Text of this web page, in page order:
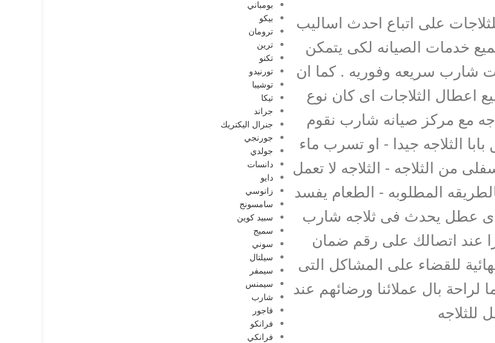
على اتباع احدث اساليب
خدمات الصيانه لكى يتمكن
شارب سريعه وفوريه . كما ان
اعطال الثلاجات اى كان نوع
مع مركز صيانه شارب نقوم
الثلاجه جيدا - او تسرب ماء
من الثلاجه - الثلاجه لا تعمل
المطلوبه - الطعام يفسد
اى عطل يحدث فى ثلاجه شارب
عند اتصالك على رقم ضمان
حلول نهائية للقضاء على المشاكل التى
بال عملائنا ورضائهم عند
للثلاجه
بومباني
بيكو
ترومان
ترين
تكنو
تورنيدو
توشيبا
تيكا
جراند
جنرال اليكتريك
جورنجي
جولدي
دانسات
دايو
زانوسي
سامسونج
سبيد كوين
سميج
سوني
سيلتال
سيمفر
سيمنس
شارب
فاجور
فرانكو
فرانكي